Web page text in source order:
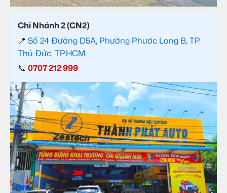
Chi Nhánh 2 (CN2)
📍 Số 24 Đường D5A, Phường Phước Long B, TP.
Thủ Đức, TP.HCM
📞 0707 212 999